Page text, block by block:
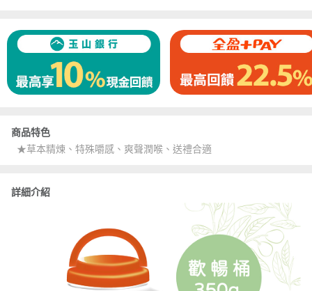
商品特色
★草本精煉、特殊嚼感、爽聲潤喉、送禮合適
詳細介紹